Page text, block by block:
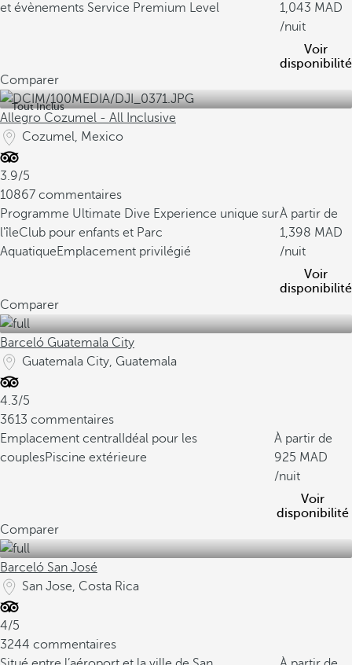
et évènements Service Premium Level
1,043
/nuit
Voir
disponibilité
Comparer
Tout Inclus
Allegro Cozumel - All Inclusive
Cozumel, Mexico
3.9/5
10867 commentaires
Programme Ultimate Dive Experience unique sur
l'îleClub pour enfants et Parc
AquatiqueEmplacement privilégié
À partir de
1,398
/nuit
Voir
disponibilité
Comparer
Barceló Guatemala City
Guatemala City, Guatemala
4.3/5
3613 commentaires
Emplacement central Idéal pour les
couplesPiscine extérieure
À partir de
925
/nuit
Voir
disponibilité
Comparer
Barceló San José
San Jose, Costa Rica
4/5
3244 commentaires